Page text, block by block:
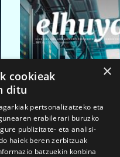
×
cookieak
ditu
pertsonalizatzeko eta
erabilerari buruzko
publizitate- eta analisi-
haiek beren zerbitzuak
batzuekin konbina